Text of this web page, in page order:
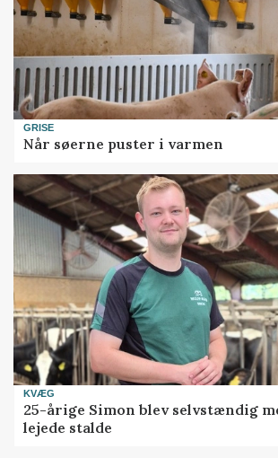
GRISE
Når søerne puster i varmen
KVÆG
25-årige Simon blev selvstændig
lejede stalde